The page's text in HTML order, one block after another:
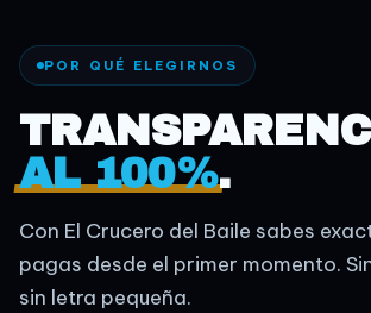
POR QUÉ ELEGIRNOS
AL 100%.
Con El Crucero del Baile sabes
pagas desde el primer momento.
sin letra pequeña.